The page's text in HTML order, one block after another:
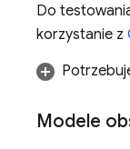
Do
korzystanie z
Modele